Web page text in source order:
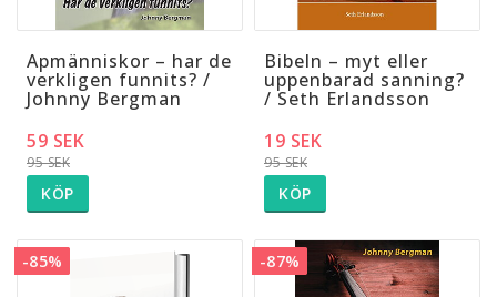
Apmänniskor – har de
verkligen funnits? /
Johnny Bergman
95 SEK
59 SEK
KÖP
Bibeln – myt eller
uppenbarad sanning?
/ Seth Erlandsson
95 SEK
19 SEK
KÖP
-85% -87%